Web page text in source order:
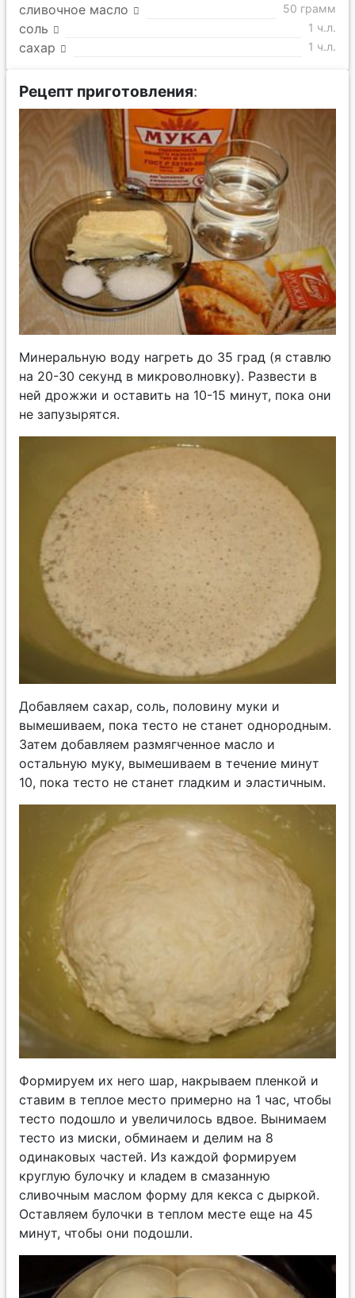
сливочное масло 50 грамм
соль 1 ч.л.
сахар 1 ч.л.
Рецепт приготовления:
Минеральную воду нагреть до 35 град (я ставлю
на 20-30 секунд в микроволновку). Развести в
ней дрожжи и оставить на 10-15 минут, пока они
не запузырятся.
Добавляем сахар, соль, половину муки и
вымешиваем, пока тесто не станет однородным.
Затем добавляем размягченное масло и
остальную муку, вымешиваем в течение минут
10, пока тесто не станет гладким и эластичным.
Формируем их него шар, накрываем пленкой и
ставим в теплое место примерно на 1 час, чтобы
тесто подошло и увеличилось вдвое. Вынимаем
тесто из миски, обминаем и делим на 8
одинаковых частей. Из каждой формируем
круглую булочку и кладем в смазанную
сливочным маслом форму для кекса с дыркой.
Оставляем булочки в теплом месте еще на 45
минут, чтобы они подошли.